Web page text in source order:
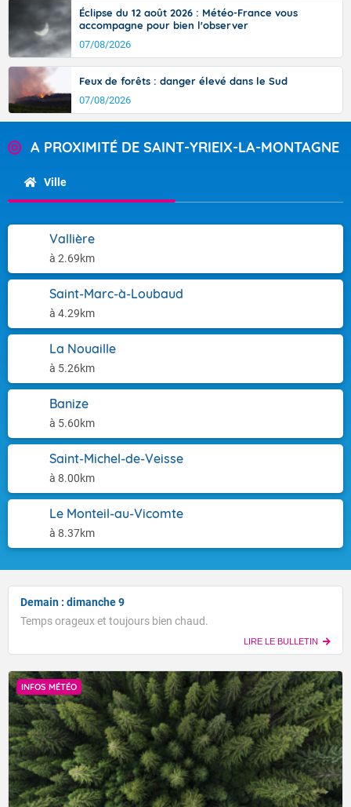
Éclipse du 12 août 2026 : Météo-France vous
accompagne pour bien l'observer
07/08/2026
Feux de forêts : danger élevé dans le Sud
07/08/2026
A PROXIMITÉ DE SAINT-YRIEIX-LA-MONTAGNE
Ville
Vallière
à 2.69km
Saint-Marc-à-Loubaud
à 4.29km
La Nouaille
à 5.26km
Banize
à 5.60km
Saint-Michel-de-Veisse
à 8.00km
Le Monteil-au-Vicomte
à 8.37km
Demain : dimanche 9
Temps orageux et toujours bien chaud.
LIRE LE BULLETIN
INFOS MÉTÉO